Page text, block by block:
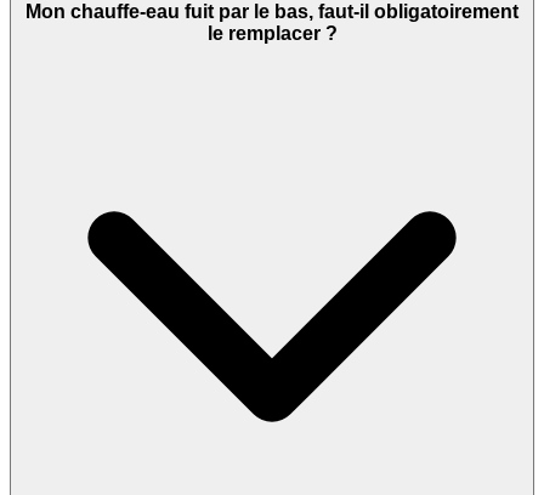
Mon chauffe-eau fuit par le bas, faut-il obligatoirement
le remplacer ?